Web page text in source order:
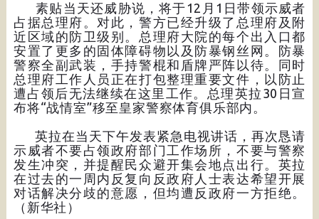
素贴当天还威胁说，将于12月1日带领示威者
占据总理府。对此，警方已经升级了总理府及附
近区域的防卫级别。总理府大院的每个出入口都
安置了更多的固体障碍物以及防暴钢丝网。防暴
警察全副武装，手持警棍和盾牌严阵以待。同时
总理府工作人员正在打包整理重要文件，以防止
遭占领后无法继续在这里工作。总理英拉30日宣
布将“战情室”移至皇家警察体育俱乐部内。
英拉在当天下午发表紧急电视讲话，再次恳请
示威者不要占领政府部门工作场所，不要与警察
发生冲突，并提醒民众避开集会地点出行。英拉
在过去的一周内反复向反政府人士表达希望开展
对话解决分歧的意愿，但均遭反政府一方拒绝。
（新华社）